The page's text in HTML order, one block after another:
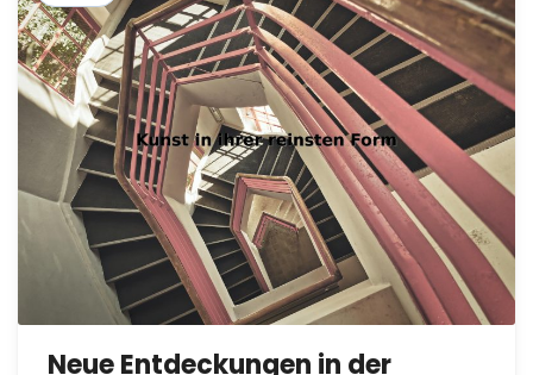
Neue Entdeckungen in der